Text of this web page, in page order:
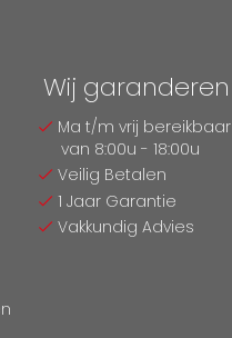
Wij garanderen
Ma t/m vrij bereikbaar
van 8:00u - 18:00u
Veilig Betalen
1 Jaar Garantie
Vakkundig Advies